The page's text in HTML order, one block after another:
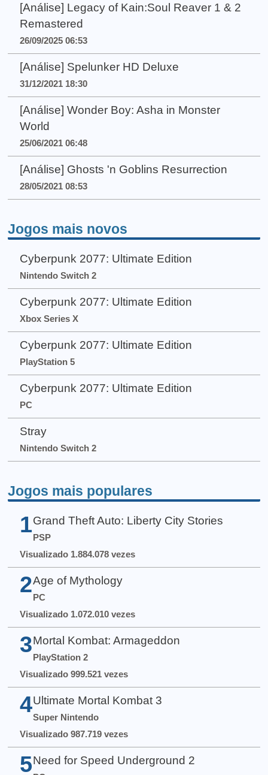
[Análise] Legacy of Kain:Soul Reaver 1 & 2
Remastered
26/09/2025 06:53
[Análise] Spelunker HD Deluxe
31/12/2021 18:30
[Análise] Wonder Boy: Asha in Monster
World
25/06/2021 06:48
[Análise] Ghosts 'n Goblins Resurrection
28/05/2021 08:53
Jogos mais novos
Cyberpunk 2077: Ultimate Edition
Nintendo Switch 2
Cyberpunk 2077: Ultimate Edition
Xbox Series X
Cyberpunk 2077: Ultimate Edition
PlayStation 5
Cyberpunk 2077: Ultimate Edition
PC
Stray
Nintendo Switch 2
Jogos mais populares
1 Grand Theft Auto: Liberty City Stories
PSP
Visualizado 1.884.078 vezes
2 Age of Mythology
PC
Visualizado 1.072.010 vezes
3 Mortal Kombat: Armageddon
PlayStation 2
Visualizado 999.521 vezes
4 Ultimate Mortal Kombat 3
Super Nintendo
Visualizado 987.719 vezes
5 Need for Speed Underground 2